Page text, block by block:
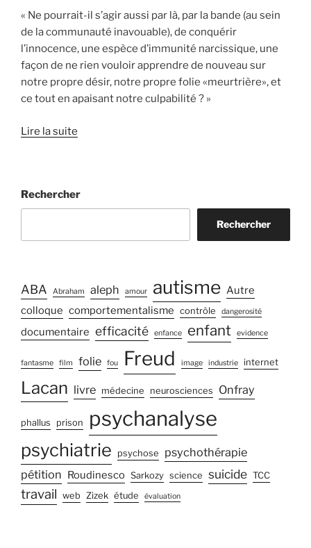
« Ne pourrait-il s’agir aussi par là, par la bande (au sein
de la communauté inavouable), de conquérir
l’innocence, une espèce d’immunité narcissique, une
façon de ne rien vouloir apprendre de nouveau sur
notre propre désir, notre propre folie «meurtrière», et
ce tout en apaisant notre culpabilité ? »
Lire la suite
Rechercher
Rechercher
ABA Abraham aleph amour autisme Autre
colloque comportementalisme contrôle dangerosité
documentaire efficacité enfance enfant evidence
fantasme film folie fou Freud image industrie internet
Lacan livre médecine neurosciences Onfray
phallus prison psychanalyse
psychiatrie psychose
psychothérapie
pétition Roudinesco Sarkozy science suicide TCC
travail web Zizek étude évaluation